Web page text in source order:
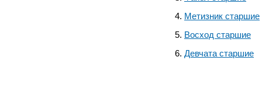
Метизник старшие
Восход старшие
Девчата старшие